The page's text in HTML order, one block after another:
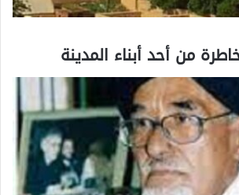
من أحد أبناء المدينة